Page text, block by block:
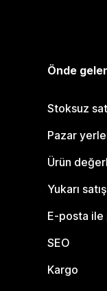
Önde
Stoksuz
Pazar
Ürün
Yukarı
E-posta ile
SEO
Kargo